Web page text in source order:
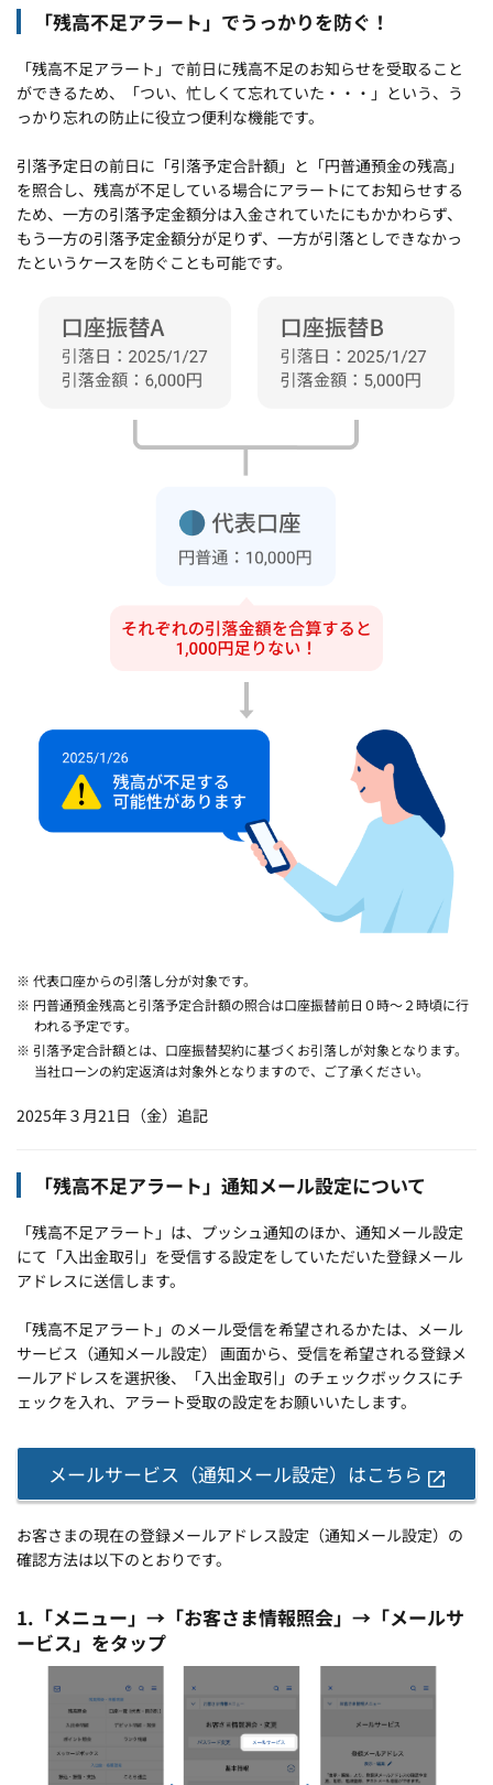
「残高不足アラート」でうっかりを防ぐ！
「残高不足アラート」で前日に残高不足のお知らせを受取ること
ができるため、「つい、忙しくて忘れていた・・・」という、う
っかり忘れの防止に役立つ便利な機能です。
引落予定日の前日に「引落予定合計額」と「円普通預金の残高」
を照合し、残高が不足している場合にアラートにてお知らせする
ため、一方の引落予定金額分は入金されていたにもかかわらず、
もう一方の引落予定金額分が足りず、一方が引落としできなかっ
たというケースを防ぐことも可能です。
※ 代表口座からの引落し分が対象です。
※ 円普通預金残高と引落予定合計額の照合は口座振替前日０時～２時頃に行
われる予定です。
※ 引落予定合計額とは、口座振替契約に基づくお引落しが対象となります。
当社ローンの約定返済は対象外となりますので、ご了承ください。
2025年３月21日（金）追記
「残高不足アラート」通知メール設定について
「残高不足アラート」は、プッシュ通知のほか、通知メール設定
にて「入出金取引」を受信する設定をしていただいた登録メール
アドレスに送信します。
「残高不足アラート」のメール受信を希望されるかたは、メール
サービス（通知メール設定） 画面から、受信を希望される登録メ
ールアドレスを選択後、「入出金取引」のチェックボックスにチ
ェックを入れ、アラート受取の設定をお願いいたします。
メールサービス（通知メール設定）はこちら
お客さまの現在の登録メールアドレス設定（通知メール設定）の
確認方法は以下のとおりです。
1.「メニュー」→「お客さま情報照会」→「メールサ
ービス」をタップ